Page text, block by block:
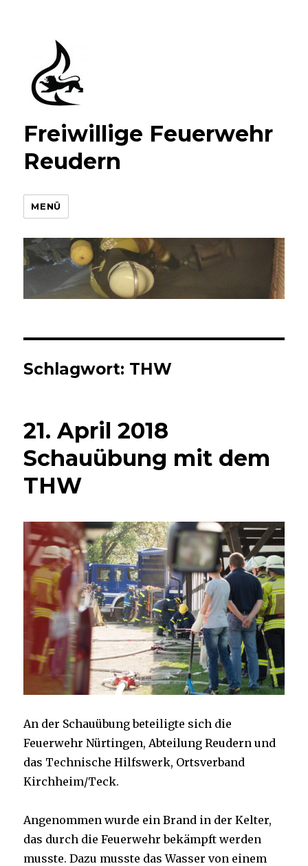
Freiwillige Feuerwehr
Reudern
MENÜ
Schlagwort: THW
21. April 2018
Schauübung mit dem
THW
An der Schauübung beteiligte sich die
Feuerwehr Nürtingen, Abteilung Reudern und
das Technische Hilfswerk, Ortsverband
Kirchheim/Teck.
Angenommen wurde ein Brand in der Kelter,
das durch die Feuerwehr bekämpft werden
musste. Dazu musste das Wasser von einem